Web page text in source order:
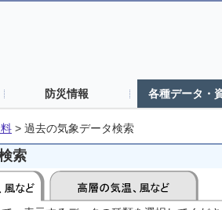
防災情報 各種データ・
> 過去の気象データ検索
索